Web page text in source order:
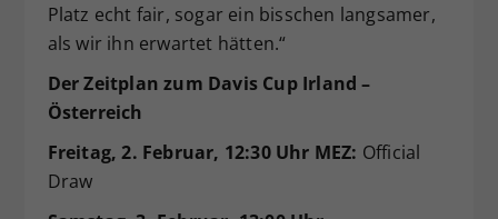
Platz echt fair, sogar ein bisschen langsamer,
als wir ihn erwartet hätten.“
Der Zeitplan zum Davis Cup Irland –
Österreich
Freitag, 2. Februar, 12:30 Uhr MEZ: Official
Draw